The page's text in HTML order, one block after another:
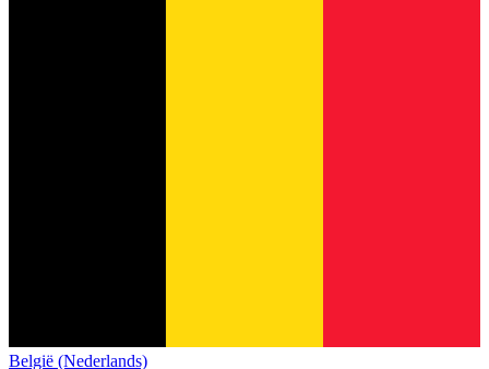
België (Nederlands)